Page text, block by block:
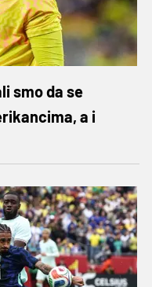
smo da se
a i